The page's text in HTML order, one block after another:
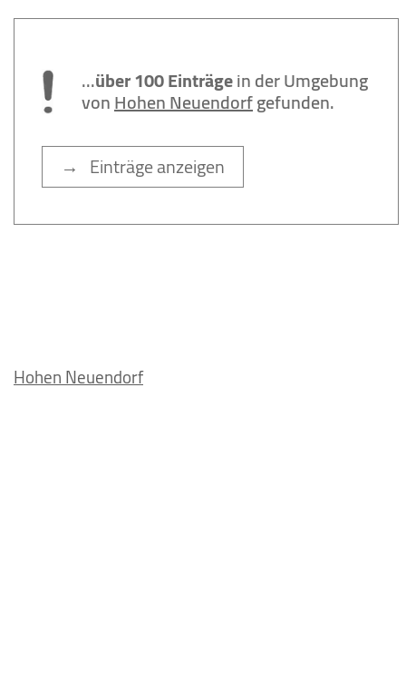
...über 100 Einträgein der Umgebung
vonHohen Neuendorfgefunden.
→ Einträge anzeigen
Hohen Neuendorf